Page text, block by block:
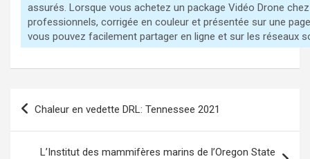
assurés. Lorsque vous achetez un package Vidéo Drone
professionnels, corrigée en couleur et présentée sur une
vous pouvez facilement partager en ligne et sur les réseaux
Navigation
l’article
Chaleur en vedette DRL: Tennessee 2021
L’Institut des mammifères marins de l’Oregon State